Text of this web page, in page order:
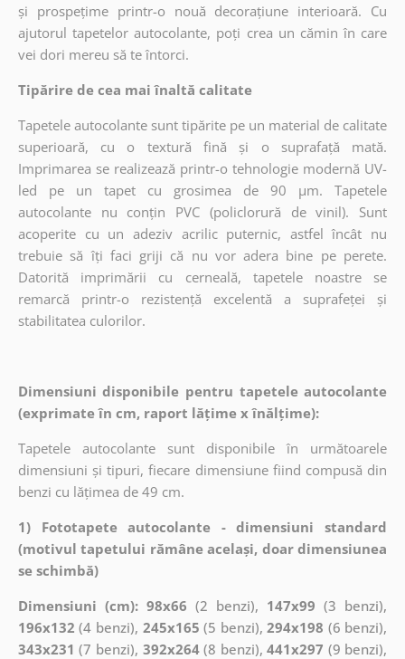
și prospețime printr-o nouă decorațiune interioară. Cu
ajutorul tapetelor autocolante, poți crea un cămin în care
vei dori mereu să te întorci.
Tipărire de cea mai înaltă calitate
Tapetele autocolante sunt tipărite pe un material de calitate
superioară, cu o textură fină și o suprafață mată.
Imprimarea se realizează printr-o tehnologie modernă UV-
led pe un tapet cu grosimea de 90 µm. Tapetele
autocolante nu conțin PVC (policlorură de vinil). Sunt
acoperite cu un adeziv acrilic puternic, astfel încât nu
trebuie să îți faci griji că nu vor adera bine pe perete.
Datorită imprimării cu cerneală, tapetele noastre se
remarcă printr-o rezistență excelentă a suprafeței și
stabilitatea culorilor.
Dimensiuni disponibile pentru tapetele autocolante
(exprimate în cm, raport lățime x înălțime):
Tapetele autocolante sunt disponibile în următoarele
dimensiuni și tipuri, fiecare dimensiune fiind compusă din
benzi cu lățimea de 49 cm.
1) Fototapete autocolante - dimensiuni standard
(motivul tapetului rămâne același, doar dimensiunea
se schimbă)
Dimensiuni (cm): 98x66 (2 benzi), 147x99 (3 benzi),
196x132 (4 benzi), 245x165 (5 benzi),294x198 (6 benzi),
343x231 (7 benzi), 392x264(8 benzi),441x297 (9 benzi),